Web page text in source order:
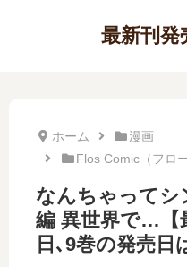
最新刊発
ホーム
漫画
Flos Comic（フロ
なんちゃってシ
編 異世界で…【
日､9巻の発売日